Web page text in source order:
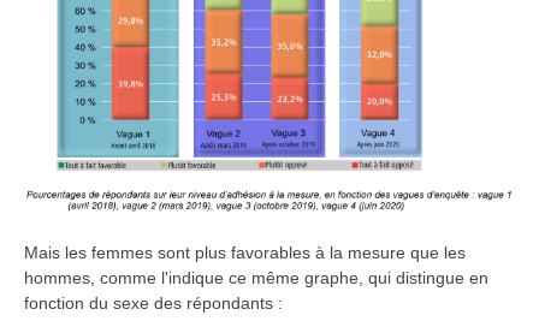
Mais les femmes sont plus favorables à la mesure que les
hommes, comme l'indique ce même graphe, qui distingue en
fonction du sexe des répondants :